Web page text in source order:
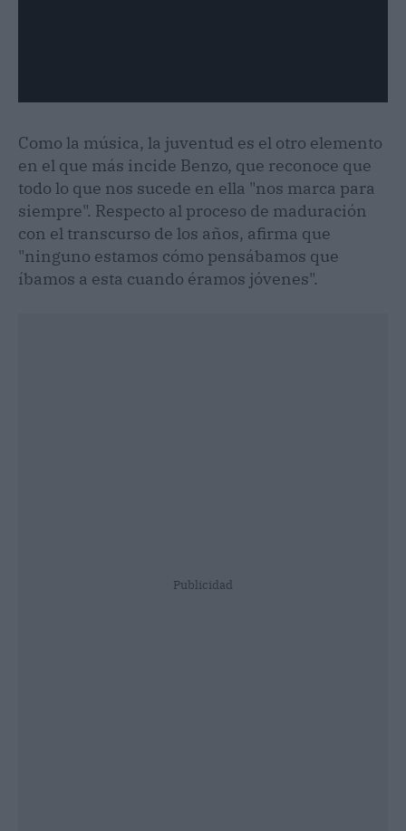
Como la música, la juventud es el otro elemento
en el que más incide Benzo, que reconoce que
todo lo que nos sucede en ella "nos marca para
siempre". Respecto al proceso de maduración
con el transcurso de los años, afirma que
"ninguno estamos cómo pensábamos que
íbamos a esta cuando éramos jóvenes".
Publicidad